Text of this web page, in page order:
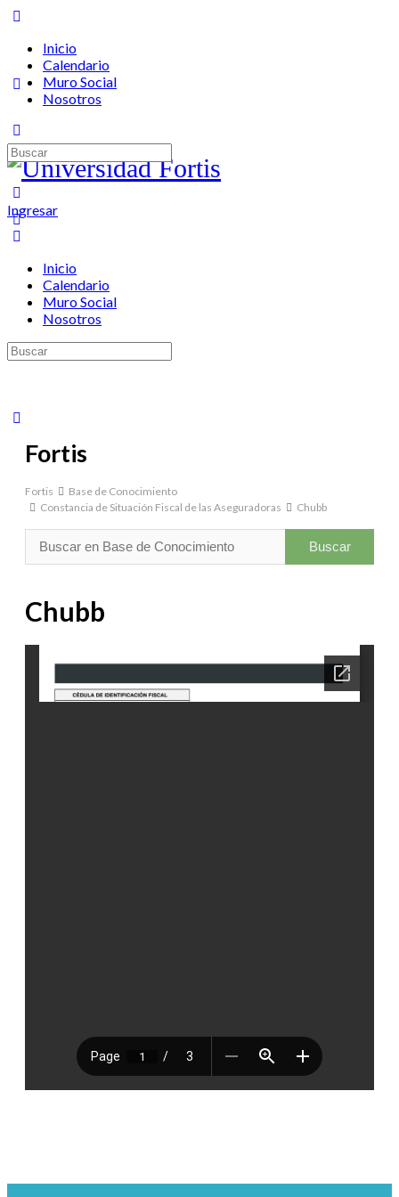
Inicio
Calendario
Muro Social
Nosotros
Ingresar
Inicio
Calendario
Muro Social
Nosotros
Fortis
Fortis
Base de Conocimiento
Constancia de Situación Fiscal de las Aseguradoras
Chubb
Chubb